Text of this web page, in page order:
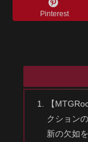
Pinterest
【
クション
新の欠如